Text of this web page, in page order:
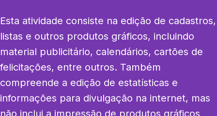
Esta atividade consiste na edição de cadastros,
listas e outros produtos gráficos, incluindo
material publicitário, calendários, cartões de
felicitações, entre outros. Também
compreende a edição de estatísticas e
informações para divulgação na internet, mas
não inclui a impressão de produtos gráficos